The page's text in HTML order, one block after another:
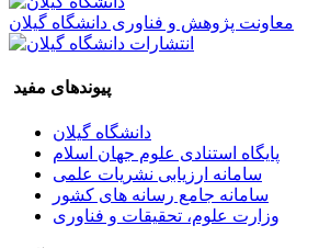
معاونت پژوهش و فناوری دانشگاه گیلان
پیوندهای مفید
دانشگاه گیلان
پایگاه استنادی علوم جهان اسلام
سامانه ارزیابی نشریات علمی
سامانه جامع رسانه های کشور
وزارت علوم، تحقیقات و فناوری